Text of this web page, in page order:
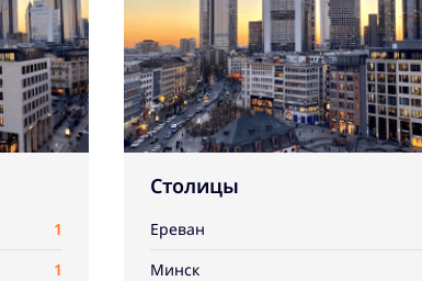
1
1
Столицы
Ереван
Минск